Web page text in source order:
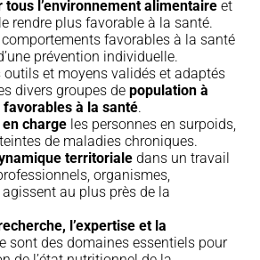
l’environnement alimentaire et
rendre plus favorable à la santé.
comportements favorables à la santé
prévention individuelle.
outils et moyens validés et adaptés
divers groupes depopulation à
à la santé.
charge les personnes en surpoids,
de maladies chroniques.
territoriale dans un travail
organismes,
au plus près de la
l’expertise et la
sont des domaines essentiels pour